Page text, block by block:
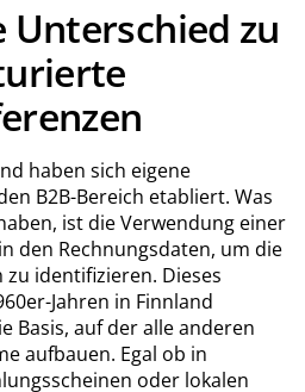
Unterschied zu
haben sich eigene
B2B-Bereich etabliert. Was
ist die Verwendung einer
den Rechnungsdaten, um die
identifizieren. Dieses
Jahren in Finnland
Basis, auf der alle anderen
aufbauen. Egal ob in
oder lokalen